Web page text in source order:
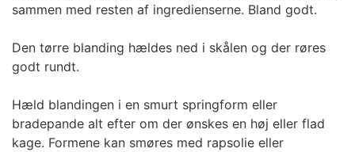
sammen med resten af ingredienserne. Bland godt.
Den tørre blanding hældes ned i skålen og der røres
godt rundt.
Hæld blandingen i en smurt springform eller
bradepande alt efter om der ønskes en høj eller flad
kage. Formene kan smøres med rapsolie eller